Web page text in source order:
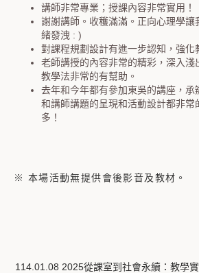
講師非常專業；授課內容非常實用！
謝謝講師。收穫滿滿。正向心理學讓
緒發洩 : )
對課程規劃設計有進一步認知，強化
老師講授的內容非常的精彩，深入淺
教學法非常的有幫助。
去年和今年都有參加東吳的講座，承
和講師講題的呈現和活動設計都非常
多！
※ 本場活動無提供會後影音及教材。
114.01.08 2025從課室到社會永續：教學